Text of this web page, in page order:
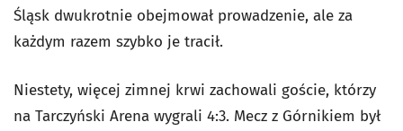
Śląsk dwukrotnie obejmował prowadzenie, ale za
każdym razem szybko je tracił.
Niestety, więcej zimnej krwi zachowali goście, którzy
na Tarczyński Arena wygrali 4:3. Mecz z Górnikiem był